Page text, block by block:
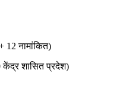
12 नामांकित)
केंद्र शासित प्रदेश)